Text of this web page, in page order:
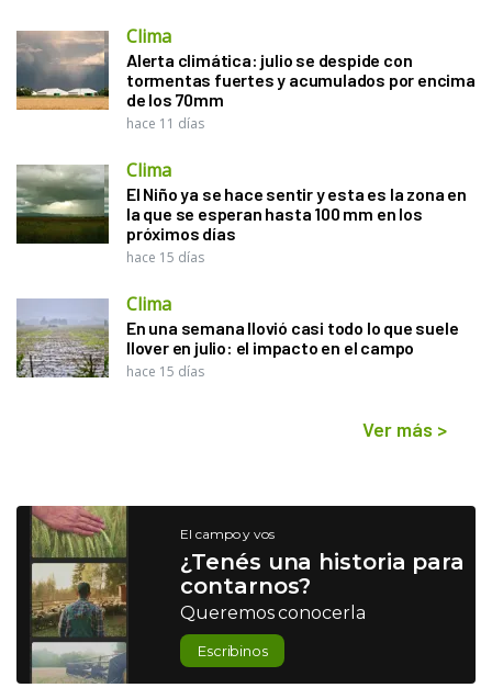
Clima
Alerta climática: julio se despide con
tormentas fuertes y acumulados por encima
de los 70mm
hace 11 días
Clima
El Niño ya se hace sentir y esta es la zona en
la que se esperan hasta 100 mm en los
próximos días
hace 15 días
Clima
En una semana llovió casi todo lo que suele
llover en julio: el impacto en el campo
hace 15 días
Ver más >
El campo y vos
¿Tenés una historia para
contarnos?
Queremos conocerla
Escribinos